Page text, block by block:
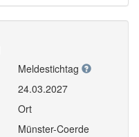
Meldestichtag
24.03.2027
Ort
Münster-Coerde